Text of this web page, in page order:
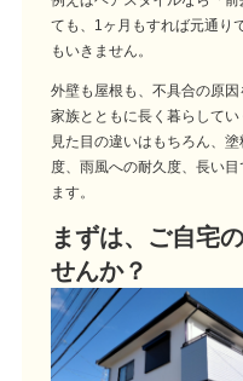
ても、1ヶ月もすれば元通り
もいきません。
外壁も屋根も、不具合の原因
家族とともに長く暮らしてい
見た目の違いはもちろん、
度、雨風への耐久度、長い
ます。
まずは、ご自宅
せんか？